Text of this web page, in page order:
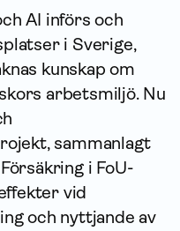
AI införs och
i Sverige,
kunskap om
arbetsmiljö. Nu
sammanlagt
i FoU-
vid
och nyttjande av